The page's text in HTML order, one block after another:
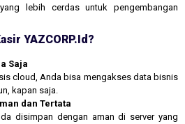
lebih cerdas untuk pengembangan
YAZCORP.id?
Saja
cloud, Anda bisa mengakses data bisnis
kapan saja.
dan Tertata
disimpan dengan aman di server yang